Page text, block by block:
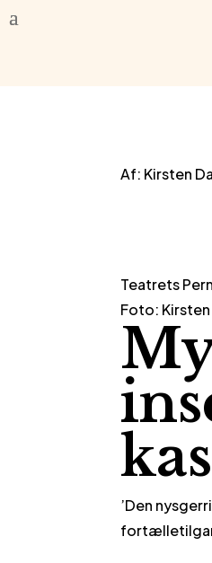
Af: Kirsten
Teatrets
Foto: Kirsten
’Den